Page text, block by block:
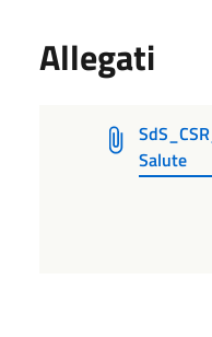
Allegati
Salute